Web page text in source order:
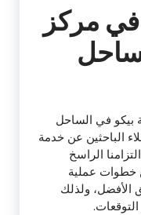
في مركز
بيكو في الساحل
الباحثين عن خدمة
الراسخ
خطوات عملية
الأفضل، ولذلك